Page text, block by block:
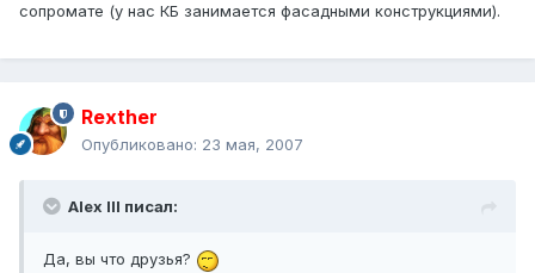
сопромате (у нас КБ занимается фасадными конструкциями).
Rexther
Опубликовано: 23 мая, 2007
Alex IlI писал:
Да, вы что друзья?